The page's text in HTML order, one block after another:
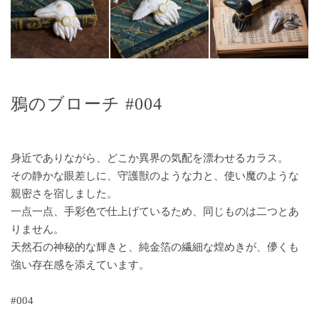
鴉のブローチ #004
身近でありながら、どこか異界の気配を漂わせるカラス。
その静かな眼差しに、守護獣のような力と、使い魔のような
親密さを宿しました。
一点一点、手彩色で仕上げているため、同じものは二つとあ
りません。
天然石の神秘的な輝きと、純金箔の繊細な煌めきが、儚くも
強い存在感を添えています。
#004